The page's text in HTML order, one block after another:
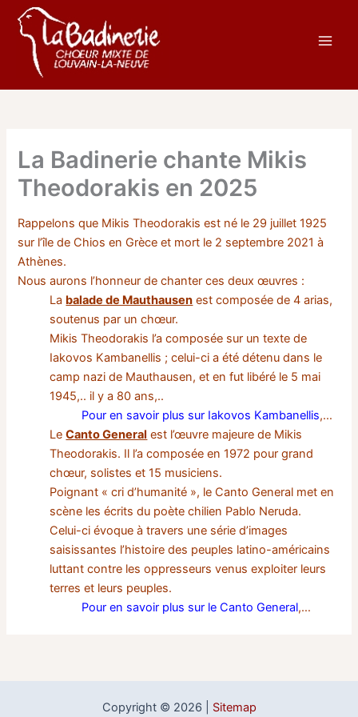
contenu
La Badinerie chante Mikis
Theodorakis en 2025
Rappelons que Mikis Theodorakis est né le 29 juillet 1925
sur l’île de Chios en Grèce et mort le 2 septembre 2021 à
Athènes.
Nous aurons l’honneur de chanter ces deux œuvres :
La balade de Mauthausen est composée de 4 arias,
soutenus par un chœur.
Mikis Theodorakis l’a composée sur un texte de
Iakovos Kambanellis ; celui-ci a été détenu dans le
camp nazi de Mauthausen, et en fut libéré le 5 mai
1945,.. il y a 80 ans,..
Pour en savoir plus sur Iakovos Kambanellis,…
LeCanto General est l’œuvre majeure de Mikis
Theodorakis. Il l’a composée en 1972 pour grand
chœur, solistes et 15 musiciens.
Poignant « cri d’humanité », le Canto General met en
scène les écrits du poète chilien Pablo Neruda.
Celui-ci évoque à travers une série d’images
saisissantes l’histoire des peuples latino-américains
luttant contre les oppresseurs venus exploiter leurs
terres et leurs peuples.
Pour en savoir plus sur le Canto General,…
Copyright © 2026 | Sitemap